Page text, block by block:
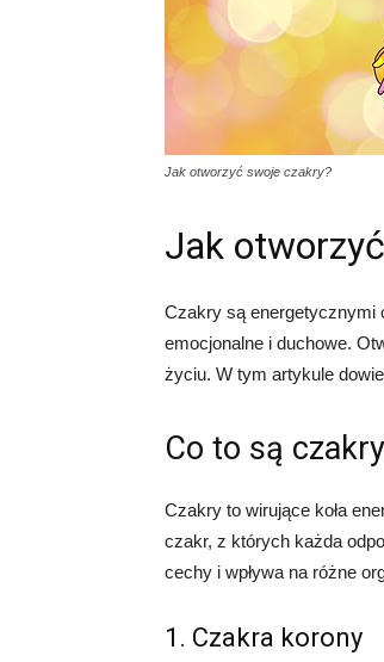
Jak otworzyć swoje czakry?
Jak
Czakry są energetycznymi
emocjonalne i duchowe.
życiu. W tym artykule
Co to są
Czakry to wirujące koła
czakr, z których każda
cechy i wpływa na różne
1. Czakra korony